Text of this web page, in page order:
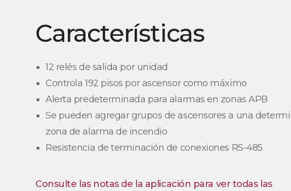
Características
12 relés de salida por unidad
Controla 192 pisos por ascensor como máximo
Alerta predeterminada para alarmas en zonas APB
Se pueden agregar grupos de ascensores a una
zona de alarma de incendio
Resistencia de terminación de conexiones RS-485
Consulte las notas de la aplicación para ver todas las